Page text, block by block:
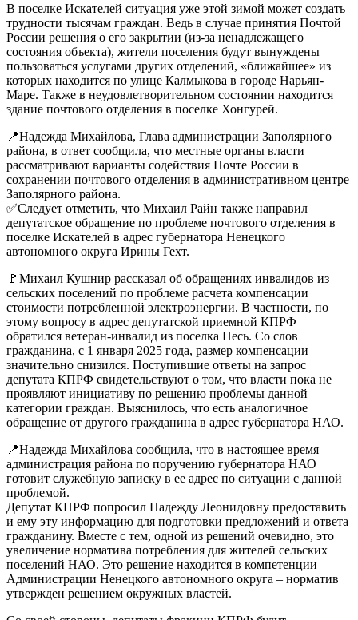
В поселке Искателей ситуация уже этой зимой может создать
трудности тысячам граждан. Ведь в случае принятия Почтой
России решения о его закрытии (из-за ненадлежащего
состояния объекта), жители поселения будут вынуждены
пользоваться услугами других отделений, «ближайшее» из
которых находится по улице Калмыкова в городе Нарьян-
Маре. Также в неудовлетворительном состоянии находится
здание почтового отделения в поселке Хонгурей.
📍Надежда Михайлова, Глава администрации Заполярного
района, в ответ сообщила, что местные органы власти
рассматривают варианты содействия Почте России в
сохранении почтового отделения в административном центре
Заполярного района.
✅Следует отметить, что Михаил Райн также направил
депутатское обращение по проблеме почтового отделения в
поселке Искателей в адрес губернатора Ненецкого
автономного округа Ирины Гехт.
🚩Михаил Кушнир рассказал об обращениях инвалидов из
сельских поселений по проблеме расчета компенсации
стоимости потребленной электроэнергии. В частности, по
этому вопросу в адрес депутатской приемной КПРФ
обратился ветеран-инвалид из поселка Несь. Со слов
гражданина, с 1 января 2025 года, размер компенсации
значительно снизился. Поступившие ответы на запрос
депутата КПРФ свидетельствуют о том, что власти пока не
проявляют инициативу по решению проблемы данной
категории граждан. Выяснилось, что есть аналогичное
обращение от другого гражданина в адрес губернатора НАО.
📍Надежда Михайлова сообщила, что в настоящее время
администрация района по поручению губернатора НАО
готовит служебную записку в ее адрес по ситуации с данной
проблемой.
Депутат КПРФ попросил Надежду Леонидовну предоставить
и ему эту информацию для подготовки предложений и ответа
гражданину. Вместе с тем, одной из решений очевидно, это
увеличение норматива потребления для жителей сельских
поселений НАО. Это решение находится в компетенции
Администрации Ненецкого автономного округа – норматив
утвержден решением окружных властей.